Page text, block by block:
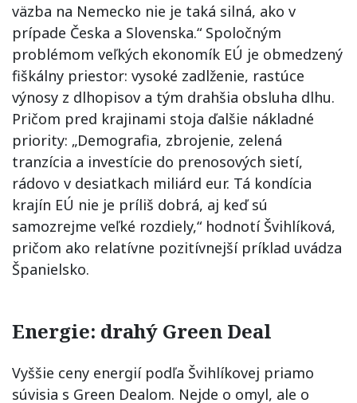
väzba na Nemecko nie je taká silná, ako v
prípade Česka a Slovenska.“ Spoločným
problémom veľkých ekonomík EÚ je obmedzený
fiškálny priestor: vysoké zadlženie, rastúce
výnosy z dlhopisov a tým drahšia obsluha dlhu.
Pričom pred krajinami stoja ďalšie nákladné
priority: „Demografia, zbrojenie, zelená
tranzícia a investície do prenosových sietí,
rádovo v desiatkach miliárd eur. Tá kondícia
krajín EÚ nie je príliš dobrá, aj keď sú
samozrejme veľké rozdiely,“ hodnotí Švihlíková,
pričom ako relatívne pozitívnejší príklad uvádza
Španielsko.
Energie: drahý Green Deal
Vyššie ceny energií podľa Švihlíkovej priamo
súvisia s Green Dealom. Nejde o omyl, ale o